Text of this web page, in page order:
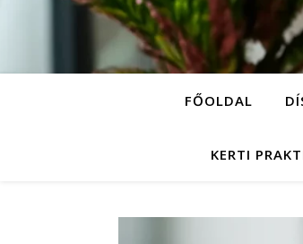
FŐOLDAL
KERTI